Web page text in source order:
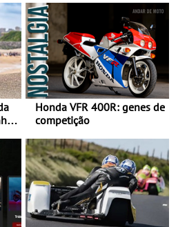
Honda VFR 400R: genes de
competição